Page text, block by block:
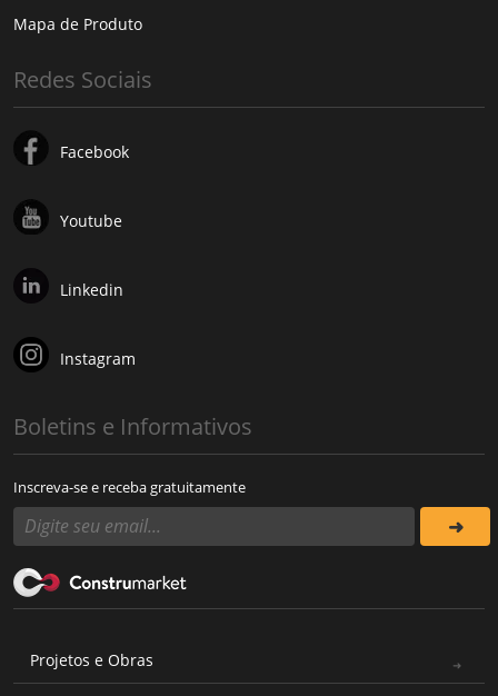
Mapa de Produto
Redes Sociais
Facebook
Youtube
Linkedin
Instagram
Boletins e Informativos
Inscreva-se e receba gratuitamente
Projetos e Obras